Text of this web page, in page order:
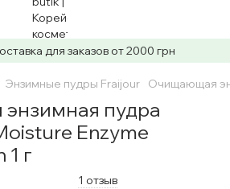
для заказов от 2000 грн
Энзимные пудры Fraijour Очищающая
пудра
Enzyme
1 г
1 отзыв